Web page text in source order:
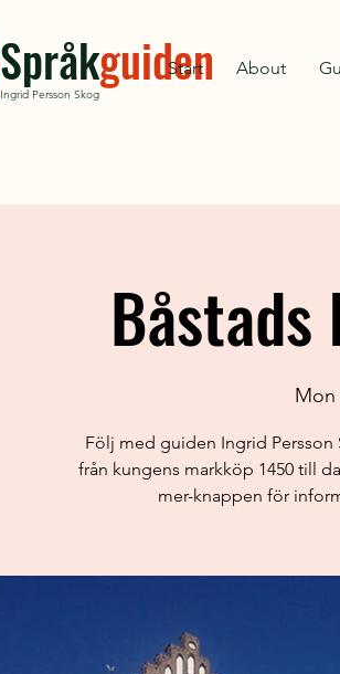
Språkguiden
Ingrid Persson Skog
Start About
Mon
Följ med guiden Ingrid
från kungens markköp 1450 till
mer-knappen för